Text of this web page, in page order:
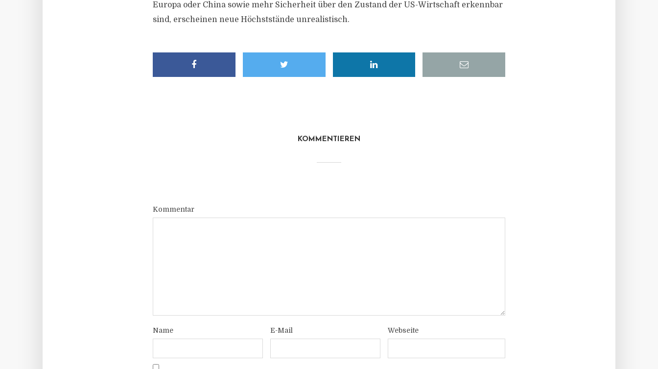
Europa oder China sowie mehr Sicherheit über den Zustand der US-Wirtschaft erkennbar
sind, erscheinen neue Höchststände unrealistisch.
KOMMENTIEREN
Kommentar
Name E-Mail Webseite